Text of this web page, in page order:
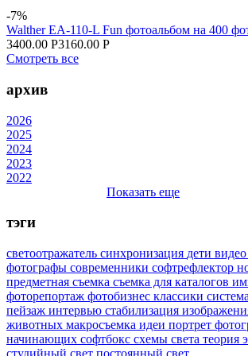
-7%
Walther EA-110-L Fun фотоальбом на 400
3400.00 Р3160.00 Р
Смотреть все
архив
2026
2025
2024
2023
2022
Показать еще
тэги
светоотражатель синхронизация дети видео
фотографы современники софтрефлектор
предметная съемка съемка для каталогов
фоторепортаж фотобизнес классики
пейзаж интервью стабилизация
животных макросъемка идеи портрет
начинающих софтбокс схемы света теория
студийный свет постоянный свет